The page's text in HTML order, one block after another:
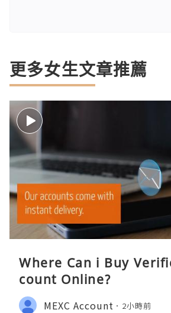
更多女生文章推薦
Where Can i Buy
count Online?
MEXC Account 2小時前